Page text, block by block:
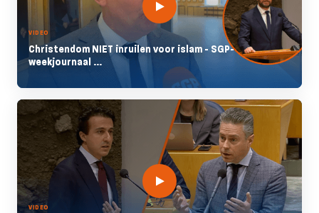
VIDEO
Christendom NIET inruilen voor islam - SGP-
weekjournaal ...
VIDEO